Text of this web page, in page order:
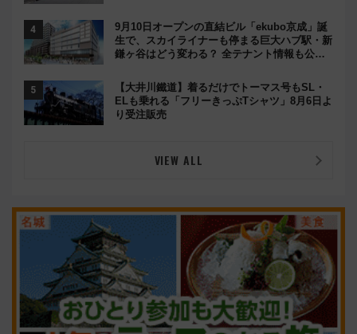
9月10日オープンの直結ビル「ekubo京成」誕
生で、スカイライナーも停まる巨大ハブ駅・新
鎌ヶ谷はどう変わる？ 全テナント情報も公
【大井川鐵道】着るだけでトーマス号もSL・
ELも乗れる「フリーきっぷTシャツ」8月6日よ
り受注販売
VIEW ALL